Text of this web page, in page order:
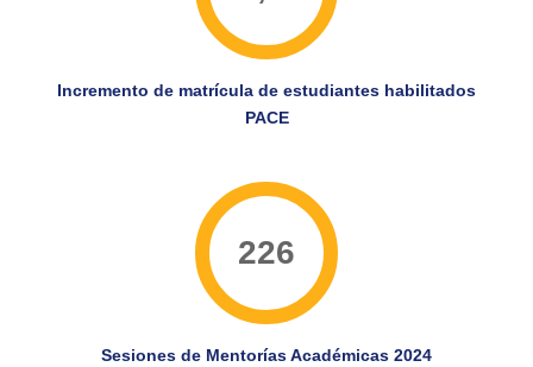
Incremento de matrícula de estudiantes habilitados
PACE
226
Sesiones de Mentorías Académicas 2024